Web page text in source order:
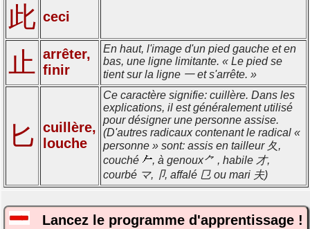
此 ceci
止
arrêter,
finir
En haut, l'image d'un pied gauche et en
bas, une ligne limitante. « Le pied se
tient sur la ligne 一 et s'arrête. »
匕
cuillère,
louche
Ce caractère signifie: cuillère. Dans les
explications, il est généralement utilisé
pour désigner une personne assise.
(D'autres radicaux contenant le radical «
personne » sont: assis en tailleur 夂,
couché
, à genoux⺈ , habile 才,
courbé マ,卩, affalé 㔾 ou mari 夫)
Lancez le programme d'apprentissage !